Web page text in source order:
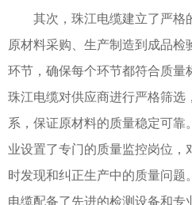
其次，珠江电缆建立了严格
原材料采购、生产制造到成品检
环节，确保每个环节都符合质量
珠江电缆对供应商进行严格筛选
系，保证原材料的质量稳定可靠
业设置了专门的质量监控岗位，
时发现和纠正生产中的质量问题
电缆配备了先进的检测设备和专